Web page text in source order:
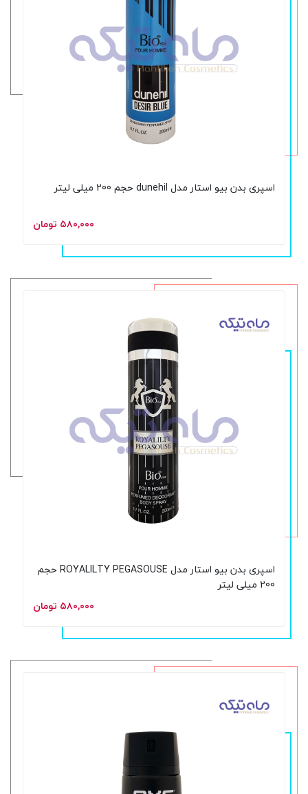
اسپری بدن بیو استار مدل dunehil حجم 200 میلی لیتر
۵۸۰,۰۰۰ تومان
اسپری بدن بیو استار مدل ROYALILTY PEGASOUSE حجم
200 میلی لیتر
۵۸۰,۰۰۰ تومان